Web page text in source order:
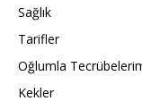
Sağlık
Tarifler
Oğlumla
Kekler